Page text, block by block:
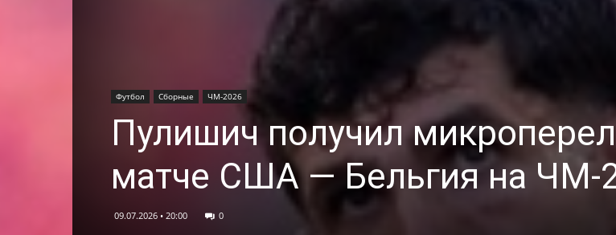
Футбол Сборные ЧМ-2026
Пулишич получил
матче США — Бельгия на ЧМ-
09.07.2026 • 20:00 0